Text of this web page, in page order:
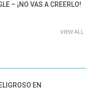
– ¡NO VAS A CREERLO!
VIEW ALL
EN